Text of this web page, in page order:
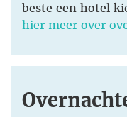
beste een hotel
hier meer over